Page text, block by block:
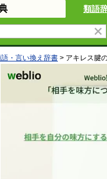
類語
語・言い換え辞書 > アキレス腱